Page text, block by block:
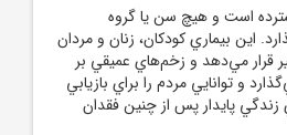
است و هيچ سن يا گروه
اين بيماري کودکان، زنان و مردان
قرار مي‌دهد و زخم‌هاي عميقي بر
و توانايي مردم را براي بازيابي
پايدار پس از چنين فقدان